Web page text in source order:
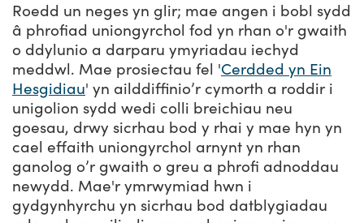
Roedd un neges yn glir; mae angen i bobl sydd
â phrofiad uniongyrchol fod yn rhan o'r gwaith
o ddylunio a darparu ymyriadau iechyd
meddwl. Mae prosiectau fel 'Cerdded yn Ein
Hesgidiau' yn ailddiffinio’r cymorth a roddir i
unigolion sydd wedi colli breichiau neu
goesau, drwy sicrhau bod y rhai y mae hyn yn
cael effaith uniongyrchol arnynt yn rhan
ganolog o’r gwaith o greu a phrofi adnoddau
newydd. Mae'r ymrwymiad hwn i
gydgynhyrchu yn sicrhau bod datblygiadau